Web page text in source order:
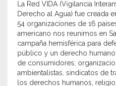
La Red VIDA (Vigilancia
Derecho al Agua) fue creada
54 organizaciones de 16
americano nos reunimos en
campaña hemisférica para
público y un derecho
de consumidores,
ambientalistas, sindicatos de
los derechos humanos,